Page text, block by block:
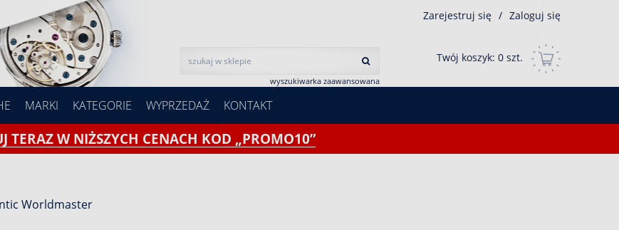
wyszukiwarka zaawansowana
Zarejestruj się / Zaloguj się
Twój koszyk: 0 szt.
MARKI KATEGORIE WYPRZEDAŻ KONTAKT
TERAZ W NIŻSZYCH CENACH KOD „PROMO10”
Worldmaster